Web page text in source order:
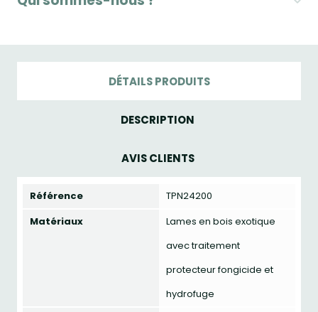
DÉTAILS PRODUITS
DESCRIPTION
AVIS CLIENTS
Référence
TPN24200
Matériaux
Lames en bois exotique
avec traitement
protecteur fongicide et
hydrofuge